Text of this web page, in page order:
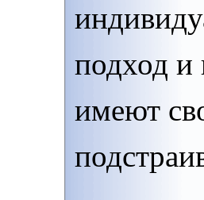
подход и
имеют